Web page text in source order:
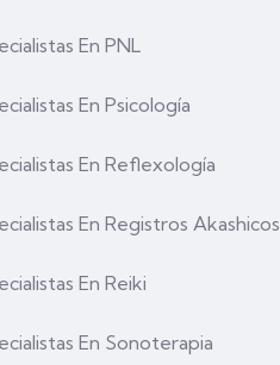
En PNL
En Psicología
En Reflexología
En Registros Akashicos
En Reiki
En Sonoterapia